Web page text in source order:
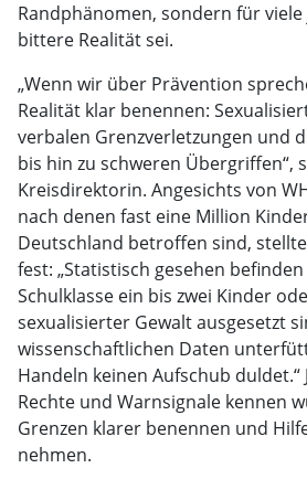
Randphänomen, sondern für
bittere Realität sei.
„Wenn wir über Prävention
Realität klar benennen:
verbalen Grenzverletzungen und
bis hin zu schweren Übergriffen“,
Kreisdirektorin. Angesichts von
nach denen fast eine Million
Deutschland betroffen sind,
fest: „Statistisch gesehen
Schulklasse ein bis zwei Kinder
sexualisierter Gewalt ausgesetzt
wissenschaftlichen Daten
Handeln keinen Aufschub duldet.“
Rechte und Warnsignale kennen
Grenzen klarer benennen und
nehmen.